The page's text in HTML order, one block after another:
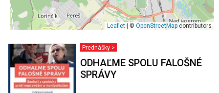
Leaflet | © OpenStreetMap contributors
Prednášky >
ODHAĽME SPOLU FALOŠNÉ
SPRÁVY